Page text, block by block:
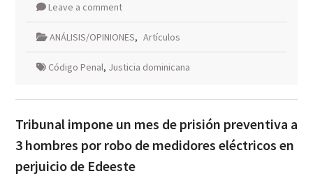
Leave a comment
ANÁLISIS/OPINIONES, Artículos
Código Penal, Justicia dominicana
Tribunal impone un mes de prisión preventiva a
3 hombres por robo de medidores eléctricos en
perjuicio de Edeeste